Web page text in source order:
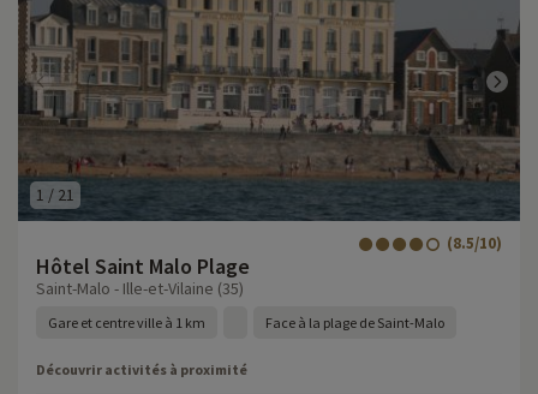
1 / 21
Hôtel Saint Malo Plage
(8.5/10)
Saint-Malo - Ille-et-Vilaine (35)
Gare et centre ville à 1 km Face à la plage de Saint-Malo
Découvrir activités à proximité